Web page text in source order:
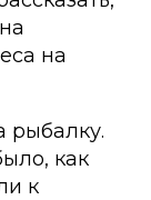
на
как
к